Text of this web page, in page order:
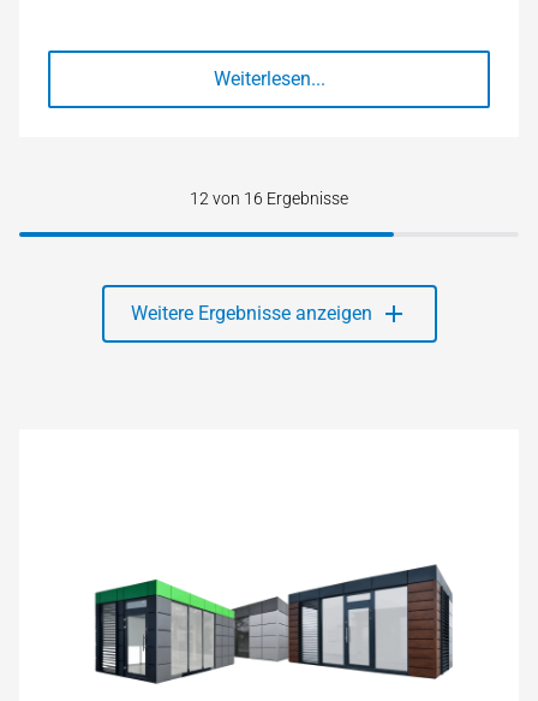
Weiterlesen...
12 von 16 Ergebnisse
Weitere Ergebnisse anzeigen add